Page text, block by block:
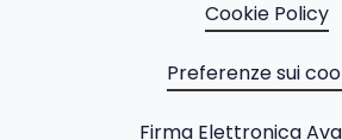
Cookie Policy
Preferenze sui
Firma Elettronica